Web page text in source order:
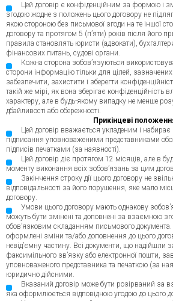
Цей договір є конфіденційним за формою і
згодою жодне з положень цього договору не
якою стороною без письмової згоди на те іншої
договору та протягом 5 (п’яти) років після його
правила становлять юристи (адвокати),
фінансових питань, судові органи.
Кожна сторона зобов’язуються
сторони інформацію тільки для цілей, зазначених
забезпечити, захистити і зберегти
такій же мірі, як вона зберігає конфіденційність
характеру, але в будь-якому випадку не менше
дбайливості або обережності.
Прикінцеві
Цей договір вважається укладеним і
підписання уповноваженими представниками
підписів печатками (за наявності).
Цей договір діє протягом 12 місяців, але в
моменту виконання всіх зобов’язань за цим
Закінчення строку дії цього договору не
відповідальності за його порушення, яке мало
договору.
Умови цього договору мають однакову
можуть бути змінені та доповнені за взаємною
обов’язковим складанням письмового
оформлені зміни та/або доповнення до цього
невід’ємну частину. Всі документи, що надійшли
факсимільного зв’язку або електронної пошти,
уповноваженого представника та печаткою (за
юридично дійсними.
Вказаний договір може бути розірваний за
яка оформлюється відповідною угодою до цього